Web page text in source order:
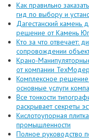
Как правильно
гид по выбору и
Дагестанский камень
решение от Камень Юг
Кто за что отвечает:
сопровождении
Крано-
от компании
Комплексное решение
основные услуги
Все тонкости
раскрывает секреты
Кислотоупорная
промышленности
Полное руководство